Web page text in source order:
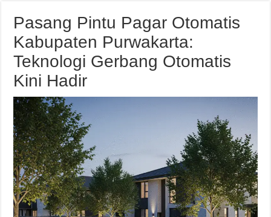
Pasang Pintu Pagar Otomatis
Kabupaten Purwakarta:
Teknologi Gerbang Otomatis
Kini Hadir